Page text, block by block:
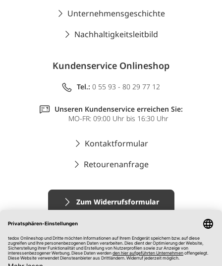
Unternehmensgeschichte
Nachhaltigkeitsleitbild
Kundenservice Onlineshop
Tel.: 0 55 93 - 80 29 77 12
Unseren Kundenservice erreichen Sie:
MO-FR: 09:00 Uhr bis 16:30 Uhr
Kontaktformular
Retourenanfrage
Zum Widerrufsformular
Impressum
AGB